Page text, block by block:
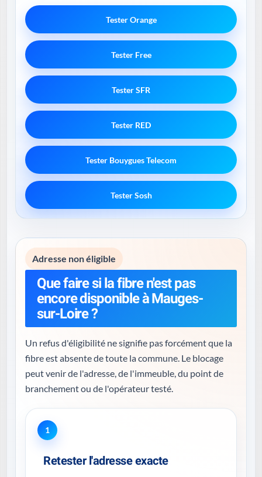
Tester Orange
Tester Free
Tester SFR
Tester RED
Tester Bouygues Telecom
Tester Sosh
Adresse non éligible
Que faire si la fibre n'est pas
encore disponible à Mauges-
sur-Loire ?
Un refus d'éligibilité ne signifie pas forcément que la
fibre est absente de toute la commune. Le blocage
peut venir de l'adresse, de l'immeuble, du point de
branchement ou de l'opérateur testé.
1
Retester l'adresse exacte